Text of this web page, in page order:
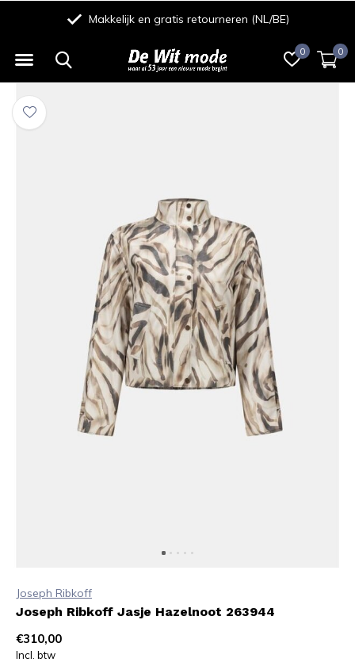
0 0
Makkelijk en gratis retourneren (NL/BE)
Joseph Ribkoff
Joseph Ribkoff Jasje Hazelnoot 263944
€310,00
Incl. btw